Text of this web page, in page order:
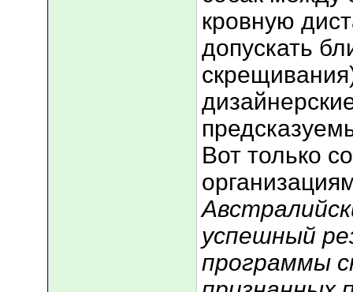
кровную
допускать
Вот только
успешный
программы